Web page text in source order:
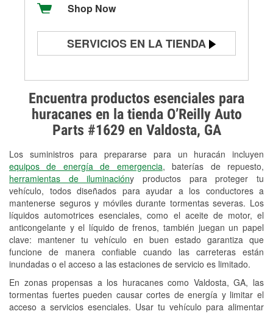
Encuentra productos esenciales para
huracanes en la tienda O’Reilly Auto
Parts #1629 en Valdosta, GA
Los suministros para prepararse para un huracán incluyen
equipos de energía de emergencia, baterías de repuesto,
herramientas de iluminacióny productos para proteger tu
vehículo, todos diseñados para ayudar a los conductores a
mantenerse seguros y móviles durante tormentas severas. Los
líquidos automotrices esenciales, como el aceite de motor, el
anticongelante y el líquido de frenos, también juegan un papel
clave: mantener tu vehículo en buen estado garantiza que
funcione de manera confiable cuando las carreteras están
inundadas o el acceso a las estaciones de servicio es limitado.
En zonas propensas a los huracanes como Valdosta, GA, las
tormentas fuertes pueden causar cortes de energía y limitar el
acceso a servicios esenciales. Usar tu vehículo para alimentar
Shop Now
SERVICIOS EN LA TIENDA
Prueba de alternadores y
arrancadores
Revisión de la luz "Check Engine"
Reciclaje de baterías y aceite
Instalación de bombillas de faros
Instalación de limpiaparabrisas
Programa de Préstamo de
Herramientas
Rectificación de tambores y discos de
freno
Hurricane Supplies